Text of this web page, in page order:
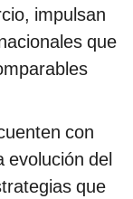
impulsan
que
con
evolución del
que